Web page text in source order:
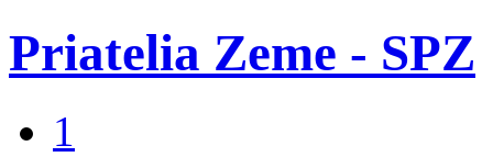
Priatelia Zeme - SPZ
1